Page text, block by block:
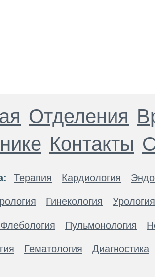
Отделения
Контакты
Терапия Кардиология
Гинекология Урология
Флебология Пульмонология
Гематология Диагностика